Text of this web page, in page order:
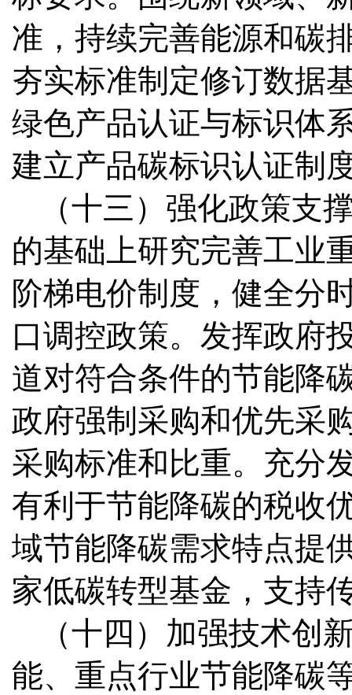
准，持续完善能源和碳
夯实标准制定修订数据
绿色产品认证与标识体
建立产品碳标识认证制
（十三）强化政策支
的基础上研究完善工业
阶梯电价制度，健全分
口调控政策。发挥政府
道对符合条件的节能降
政府强制采购和优先采
采购标准和比重。充分
有利于节能降碳的税收
域节能降碳需求特点提
家低碳转型基金，支持
（十四）加强技术创
能、重点行业节能降碳